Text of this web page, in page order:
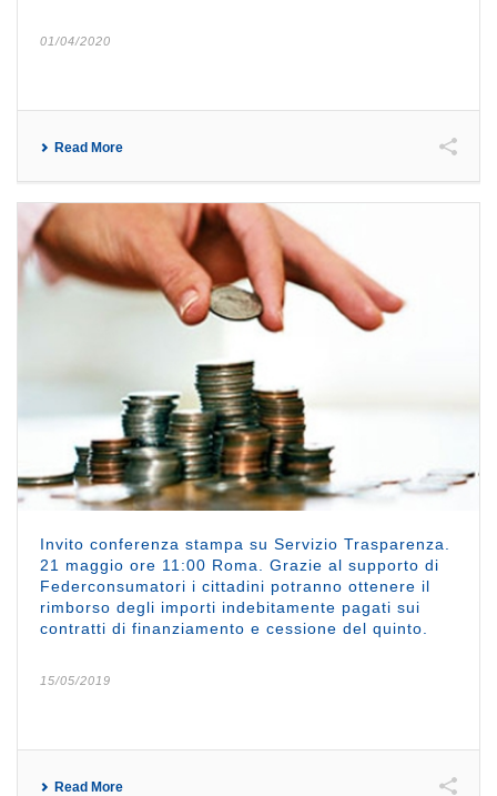
01/04/2020
Read More
Invito conferenza stampa su Servizio Trasparenza.
21 maggio ore 11:00 Roma. Grazie al supporto di
Federconsumatori i cittadini potranno ottenere il
rimborso degli importi indebitamente pagati sui
contratti di finanziamento e cessione del quinto.
15/05/2019
Read More